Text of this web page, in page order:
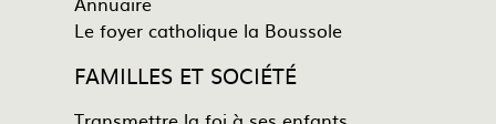
Le foyer catholique la Boussole
FAMILLES ET SOCIÉTÉ